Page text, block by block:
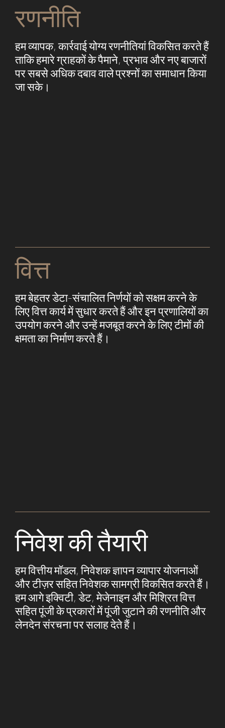
निवेश की तैयारी
हम वित्तीय मॉडल, निवेशक ज्ञापन व्यापार योजनाओं
और टीज़र सहित निवेशक सामग्री विकसित करते हैं।
हम आगे इक्विटी, डेट, मेजेनाइन और मिश्रित वित्त
सहित पूंजी के प्रकारों में पूंजी जुटाने की रणनीति और
लेनदेन संरचना पर सलाह देते हैं।
रणनीति
हम व्यापक, कार्रवाई योग्य रणनीतियां विकसित करते हैं
ताकि हमारे ग्राहकों के पैमाने, प्रभाव और नए बाजारों
पर सबसे अधिक दबाव वाले प्रश्नों का समाधान किया
जा सके।​
वित्त
हम बेहतर डेटा-संचालित निर्णयों को सक्षम करने के
लिए वित्त कार्य में सुधार करते हैं और इन प्रणालियों का
उपयोग करने और उन्हें मजबूत करने के लिए टीमों की
क्षमता का निर्माण करते हैं।